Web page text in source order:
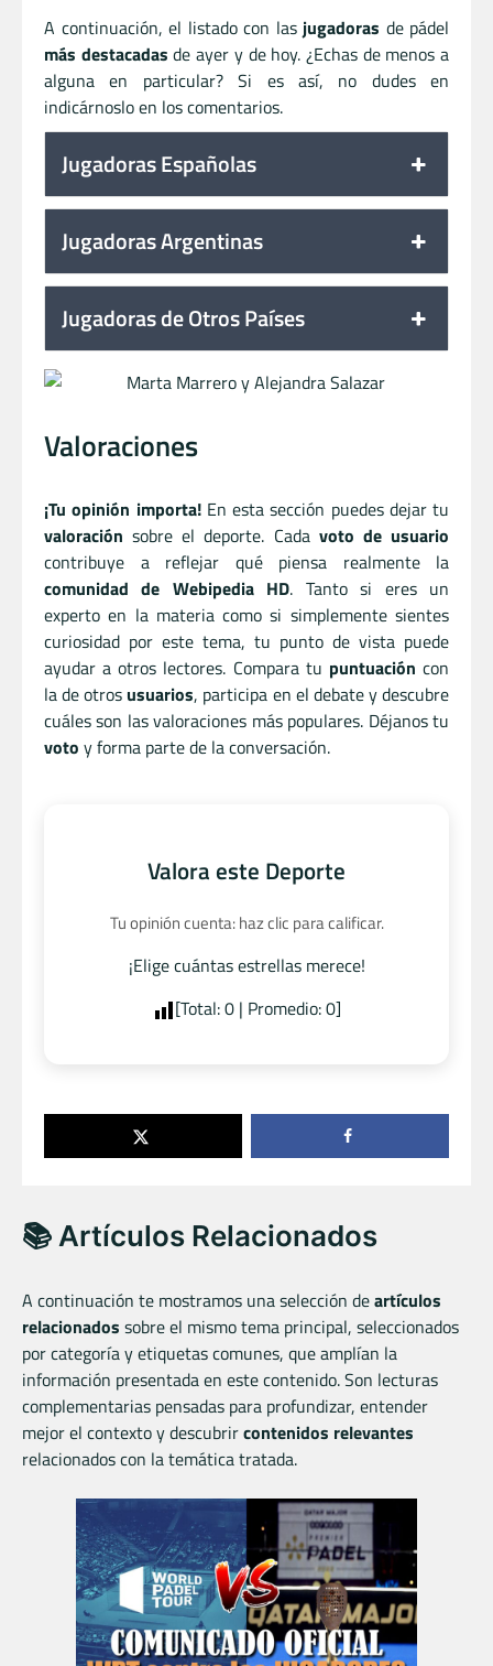
A continuación, el listado con las jugadoras de pádel
más destacadas de ayer y de hoy. ¿Echas de menos a
alguna en particular? Si es así, no dudes en
indicárnoslo en los comentarios.
Jugadoras Españolas
Jugadoras Argentinas
Jugadoras de Otros Países
Valoraciones
¡Tu opinión importa!En esta sección puedes dejar tu
valoración sobre el deporte. Cada voto de usuario
contribuye a reflejar qué piensa realmente la
comunidad de Webipedia HD. Tanto si eres un
experto en la materia como si simplemente sientes
curiosidad por este tema, tu punto de vista puede
ayudar a otros lectores. Compara tu puntuación con
la de otros usuarios, participa en el debate y descubre
cuáles son las valoraciones más populares. Déjanos tu
voto y forma parte de la conversación.
Valora este Deporte
Tu opinión cuenta: haz clic para calificar.
¡Elige cuántas estrellas merece!
[Total:0| Promedio:0]
📚 Artículos Relacionados
A continuación te mostramos una selección deartículos
relacionados sobre el mismo tema principal, seleccionados
por categoría y etiquetas comunes, que amplían la
información presentada en este contenido. Son lecturas
complementarias pensadas para profundizar, entender
mejor el contexto y descubrircontenidos relevantes
relacionados con la temática tratada.